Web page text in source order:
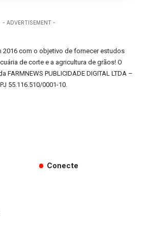
- ADVERTISEMENT -
2016 com o objetivo de fornecer estudos
de corte e a agricultura de grãos! O
FARMNEWS PUBLICIDADE DIGITAL LTDA –
55.116.510/0001-10.
Conecte